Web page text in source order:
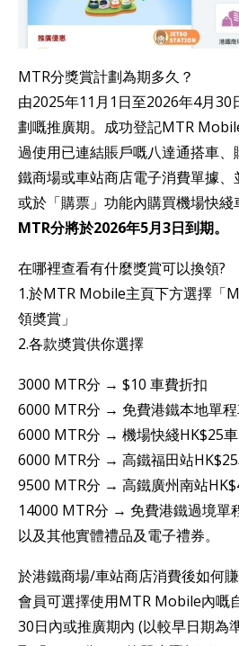
MTR分獎賞計劃為期多久？
由2025年11月1日至2026年4月
劃嘅推廣期。成功登記MTR
過使用已連結賬戶嘅八達通搭車
鐵商場或車站商店電子消費單據
或於「購票」功能內購買機場快綫
MTR分將於2026年5月3日到期。
在哪裡查看有什麼獎賞可以換領?
1.於MTR Mobile主頁下方選擇「
領奬賞」
2.各款奬賞供你選擇
3000 MTR分 → $10 車費折扣
6000 MTR分 → 免費港鐵本地單
6000 MTR分 → 機場快綫HK$25
6000 MTR分 → 高鐵福田站
9500 MTR分 → 高鐵廣州南站
14000 MTR分 → 免費港鐵過境單
以及其他實體禮品及電子禮券。
於港鐵商場/車站商店消費後如何
會員可選擇使用MTR Mobile內嘅
30日內或推廣期內 (以較早日期為